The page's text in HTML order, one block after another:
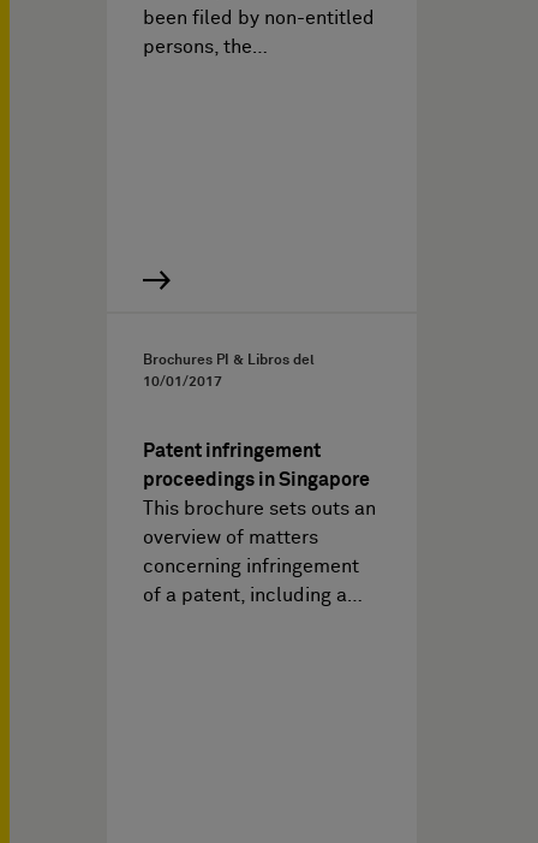
been filed by non-entitled
persons, the…
Brochures PI & Libros del
10/01/2017
Patent infringement
proceedings in Singapore
This brochure sets outs an
overview of matters
concerning infringement
of a patent, including a…